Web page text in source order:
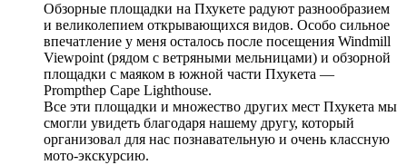
Обзорные площадки на Пхукете радуют разнообразием
и великолепием открывающихся видов. Особо сильное
впечатление у меня осталось после посещения Windmill
Viewpoint (рядом с ветряными мельницами) и обзорной
площадки с маяком в южной части Пхукета —
Prompthep Cape Lighthouse.
Все эти площадки и множество других мест Пхукета мы
смогли увидеть благодаря нашему другу, который
организовал для нас познавательную и очень классную
мото-экскурсию.